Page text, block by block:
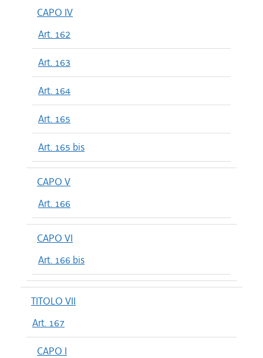
CAPO IV
Art. 162
Art. 163
Art. 164
Art. 165
Art. 165 bis
CAPO V
Art. 166
CAPO VI
Art. 166 bis
TITOLO VII
Art. 167
CAPO I